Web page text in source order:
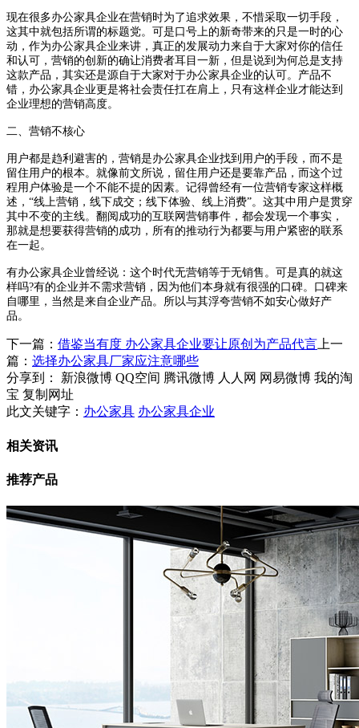
现在很多办公家具企业在营销时为了追求效果，不惜采取一切手段，
这其中就包括所谓的标题党。可是口号上的新奇带来的只是一时的心
动，作为办公家具企业来讲，真正的发展动力来自于大家对你的信任
和认可，营销的创新的确让消费者耳目一新，但是说到为何总是支持
这款产品，其实还是源自于大家对于办公家具企业的认可。产品不
错，办公家具企业更是将社会责任扛在肩上，只有这样企业才能达到
企业理想的营销高度。
二、营销不核心
用户都是趋利避害的，营销是办公家具企业找到用户的手段，而不是
留住用户的根本。就像前文所说，留住用户还是要靠产品，而这个过
程用户体验是一个不能不提的因素。记得曾经有一位营销专家这样概
述，“线上营销，线下成交；线下体验、线上消费”。这其中用户是贯穿
其中不变的主线。翻阅成功的互联网营销事件，都会发现一个事实，
那就是想要获得营销的成功，所有的推动行为都要与用户紧密的联系
在一起。
有办公家具企业曾经说：这个时代无营销等于无销售。可是真的就这
样吗?有的企业并不需求营销，因为他们本身就有很强的口碑。口碑来
自哪里，当然是来自企业产品。所以与其浮夸营销不如安心做好产
品。
下一篇： 借鉴当有度 办公家具企业要让原创为产品代言 上一
篇： 选择办公家具厂家应注意哪些
分享到：
新浪微博 QQ空间 腾讯微博 人人网 网易微博 我的淘
宝 复制网址
此文关键字： 办公家具 办公家具企业
相关资讯
推荐产品